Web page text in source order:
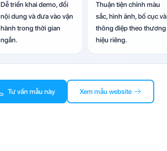
Dễ triển khai demo, đổi
nội dung và đưa vào vận
hành trong thời gian
ngắn.
Thuận tiện chỉnh màu
sắc, hình ảnh, bố cục và
thông điệp theo thương
hiệu riêng.
Tư vấn mẫu này Xem mẫu website